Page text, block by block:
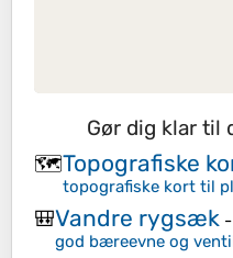
Gør dig klar
🗺️Topografiske
topografiske kort til
🎒Vandre rygsæk -
god bæreevne og